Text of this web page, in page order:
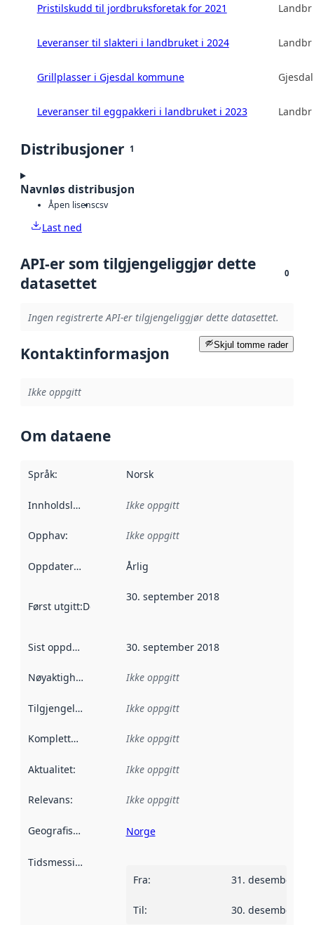
Pristilskudd til jordbruksforetak for 2021
Leveranser til slakteri i landbruket i 2024
Grillplasser i Gjesdal kommune
Leveranser til eggpakkeri i landbruket i 2023
Distribusjoner 1
Navnløs distribusjon
Åpen lisenscsv
Last ned
API-er som tilgjengeliggjør dette
datasettet
0
Ingen registrerte API-er tilgjengeliggjør dette datasettet.
Skjul tomme rader
Kontaktinformasjon
Ikke oppgitt
Om dataene
Språk: Norsk
Innholdsleverandører :
Ikke oppgitt
Opphav: Ikke oppgitt
Oppdateringsfrekvens :
Årlig
Først utgitt:Denne datoen sier når dataene i dette
30. september 2018
Sist oppdatert 30. september 2018
Nøyaktighet Ikke oppgitt
Tilgjengelighet Ikke oppgitt
Kompletthet Ikke oppgitt
Aktualitet: Ikke oppgitt
Relevans: Ikke oppgitt
Geografisk avgrensning :
Norge
Tidsmessig avgrensning
Fra: 31. desember
Til: 30. desember